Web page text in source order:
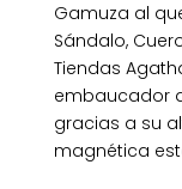
Gamuza al
Sándalo,
Tiendas
embaucador
gracias a su
magnética